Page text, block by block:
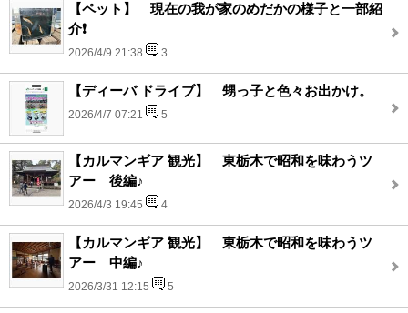
【ペット】 現在の我が家のめだかの様子と一部紹
介❗️
2026/4/9 21:38 3
【ディーバ ドライブ】 甥っ子と色々お出かけ。
2026/4/7 07:21 5
【カルマンギア 観光】 東栃木で昭和を味わうツ
アー 後編♪
2026/4/3 19:45 4
【カルマンギア 観光】 東栃木で昭和を味わうツ
アー 中編♪
2026/3/31 12:15 5